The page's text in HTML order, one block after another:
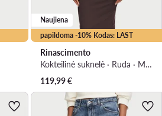
papildoma -10% Kodas: LAST
Naujiena
Rinascimento
Kokteilinė suknelė · Ruda · Midi
119,99€